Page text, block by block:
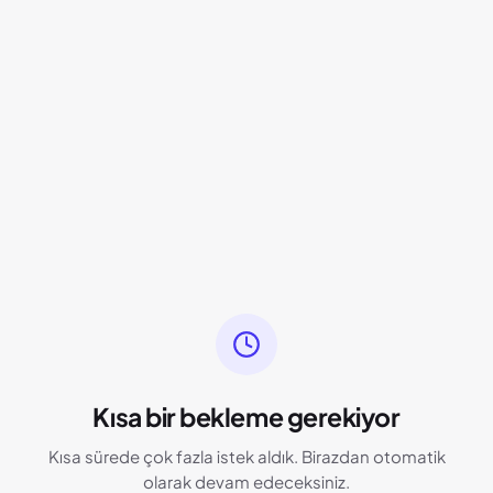
Kısa bir bekleme gerekiyor
Kısa sürede çok fazla istek aldık. Birazdan otomatik
olarak devam edeceksiniz.